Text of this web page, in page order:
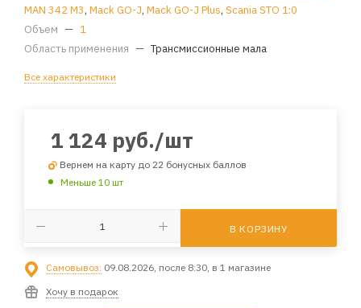
MAN 342 M3, Mack GO-J, Mack GO-J Plus, Scania STO 1:0
Объем — 1
Область применения — Трансмиссионные мала
Все характеристики
1 124 руб./шт
Вернем на карту до 22 бонусных баллов
Меньше 10 шт
В КОРЗИНУ
Самовывоз: 09.08.2026, после 8:30, в 1 магазине
Хочу в подарок